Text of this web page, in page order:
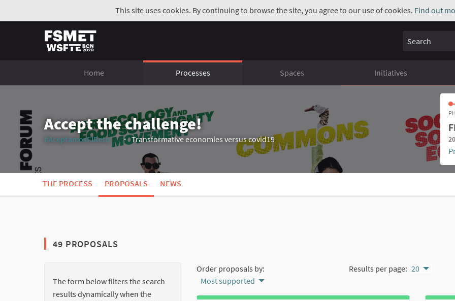
This site uses cookies. By continuing to browse the site, you agree to our use of cookies. Find out
Search
Home Processes Spaces Initiatives
Accept the challenge!
#AceptamosElReto
(External link)
Transformative economies versus covid19
THE PROCESS PROPOSALS NEWS
The following element is a map which presents the items on this page as map points. The element can be used with a
49 PROPOSALS
The form below filters the search
results dynamically when the
Order proposals by:
Most supported
Results per page: 20